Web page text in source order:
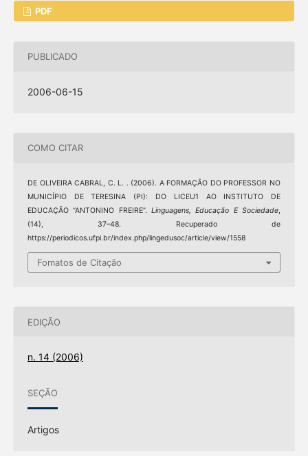
PDF
PUBLICADO
2006-06-15
COMO CITAR
DE OLIVEIRA CABRAL, C. L. . (2006). A FORMAÇÃO DO PROFESSOR NO
MUNICÍPIO DE TERESINA (PI): DO LICEU1 AO INSTITUTO DE
EDUCAÇÃO “ANTONINO FREIRE”. Linguagens, Educação E Sociedade,
(14), 37–48. Recuperado de
https://periodicos.ufpi.br/index.php/lingedusoc/article/view/1558
Fomatos de Citação
EDIÇÃO
n. 14 (2006)
SEÇÃO
Artigos